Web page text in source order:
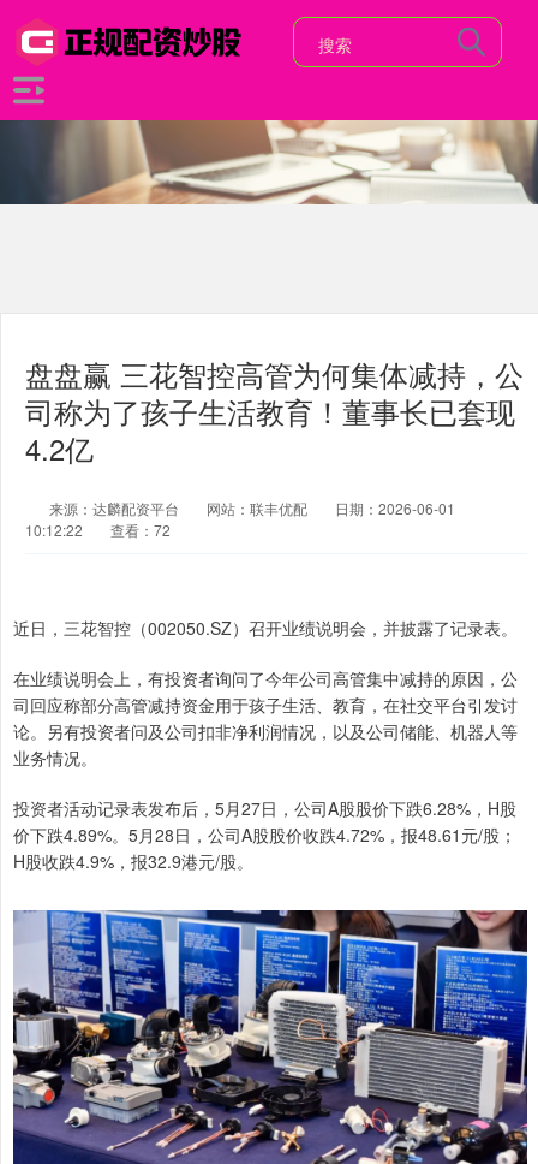
盘盘赢 三花智控高管为何集体减持，公
司称为了孩子生活教育！董事长已套现
4.2亿
来源：达麟配资平台 网站：联丰优配
日期：2026-06-01
10:12:22
查看：72
近日，三花智控（002050.SZ）召开业绩说明会，并披露了记录表。
在业绩说明会上，有投资者询问了今年公司高管集中减持的原因，公
司回应称部分高管减持资金用于孩子生活、教育，在社交平台引发讨
论。另有投资者问及公司扣非净利润情况，以及公司储能、机器人等
业务情况。
投资者活动记录表发布后，5月27日，公司A股股价下跌6.28%，H股
价下跌4.89%。5月28日，公司A股股价收跌4.72%，报48.61元/股；
H股收跌4.9%，报32.9港元/股。